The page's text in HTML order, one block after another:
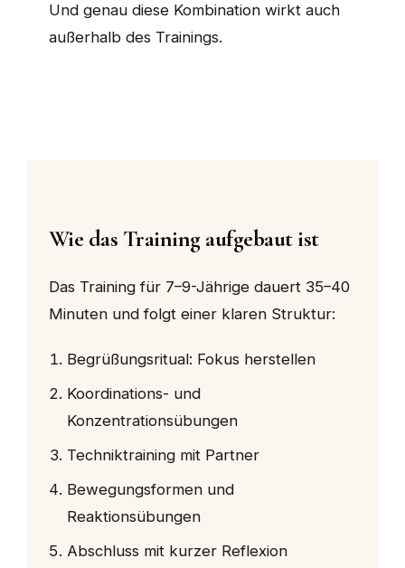
Und genau diese Kombination wirkt auch
außerhalb des Trainings.
Wie das Training aufgebaut ist
Das Training für 7–9-Jährige dauert 35–40
Minuten und folgt einer klaren Struktur:
Begrüßungsritual: Fokus herstellen
Koordinations- und
Konzentrationsübungen
Techniktraining mit Partner
Bewegungsformen und
Reaktionsübungen
Abschluss mit kurzer Reflexion